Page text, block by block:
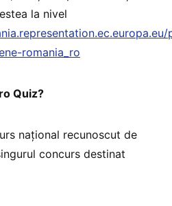
la nivel
romania_ro
Quiz?
național recunoscut de
concurs destinat